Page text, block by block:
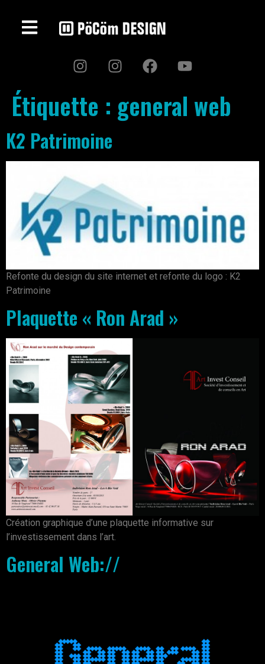
Étiquette : general web
K2 Patrimoine
Refonte du design du site internet et refonte du logo : K2
Patrimoine
Plaquette « Ron Arad »
Création graphique d’une plaquette informative sur
l’investissement dans l’art.
General Web://